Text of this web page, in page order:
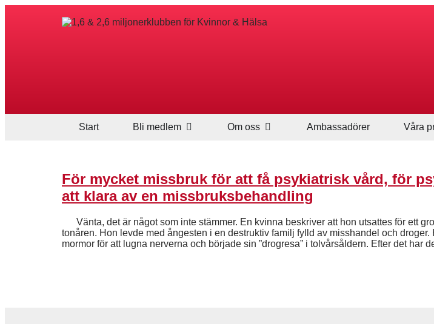
Start Bli medlem Om oss Ambassadörer Våra
För mycket missbruk för att få psykiatrisk vård, för
att klara av en missbruksbehandling
Vänta, det är något som inte stämmer. En kvinna beskriver att hon utsattes för ett
tonåren. Hon levde med ångesten i en destruktiv familj fylld av misshandel och droger.
mormor för att lugna nerverna och började sin ”drogresa” i tolvårsåldern. Efter det har